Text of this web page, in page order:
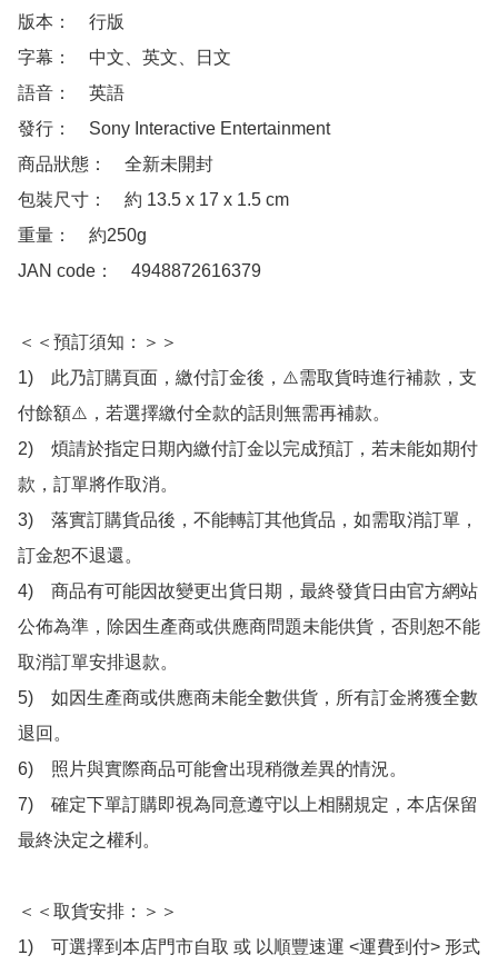
版本：　行版
字幕：　中文、英文、日文
語音：　英語
發行：　Sony Interactive Entertainment
商品狀態：　全新未開封
包裝尺寸：　約 13.5 x 17 x 1.5 cm
重量：　約250g
JAN code：　4948872616379
＜＜預訂須知：＞＞
1)　此乃訂購頁面，繳付訂金後，⚠️需取貨時進行補款，支
付餘額⚠️，若選擇繳付全款的話則無需再補款。
2)　煩請於指定日期內繳付訂金以完成預訂，若未能如期付
款，訂單將作取消。
3)　落實訂購貨品後，不能轉訂其他貨品，如需取消訂單，
訂金恕不退還。
4)　商品有可能因故變更出貨日期，最終發貨日由官方網站
公佈為準，除因生產商或供應商問題未能供貨，否則恕不能
取消訂單安排退款。
5)　如因生產商或供應商未能全數供貨，所有訂金將獲全數
退回。
6)　照片與實際商品可能會出現稍微差異的情況。
7)　確定下單訂購即視為同意遵守以上相關規定，本店保留
最終決定之權利。
＜＜取貨安排：＞＞
1)　可選擇到本店門市自取 或 以順豐速運 <運費到付> 形式